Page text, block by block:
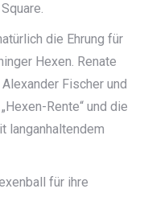
die Ehrung für
Hexen. Renate
Fischer und
Rente“ und die
langanhaltendem
für ihre